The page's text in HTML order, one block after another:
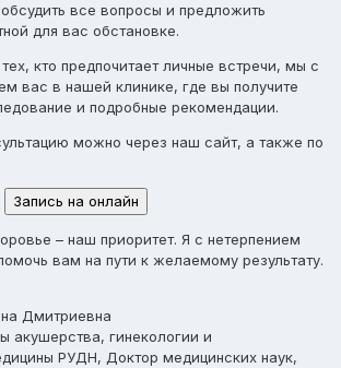
все вопросы и предложить
для вас обстановке.
кто предпочитает личные встречи, мы с
вас в нашей клинике, где вы получите
и подробные рекомендации.
можно через наш сайт, а также по
Запись на онлайн
– наш приоритет. Я с нетерпением
вам на пути к желаемому результату.
Дмитриевна
акушерства, гинекологии и
РУДН, Доктор медицинских наук,